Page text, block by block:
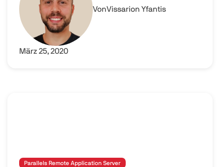
VonVissarion Yfantis
März 25, 2020
Parallels Remote Application Server